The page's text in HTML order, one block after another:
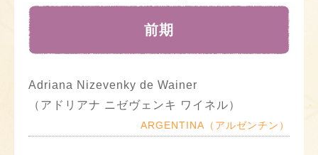
前期
Adriana Nizevenky de Wainer
（アドリアナ ニゼヴェンキ ワイネル）
ARGENTINA（アルゼンチン）